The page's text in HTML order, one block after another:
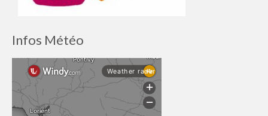
Infos Météo